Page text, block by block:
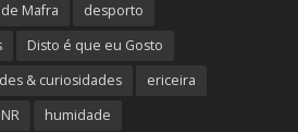
Mafra
desporto
Disto é que eu Gosto
& curiosidades
ericeira
humidade